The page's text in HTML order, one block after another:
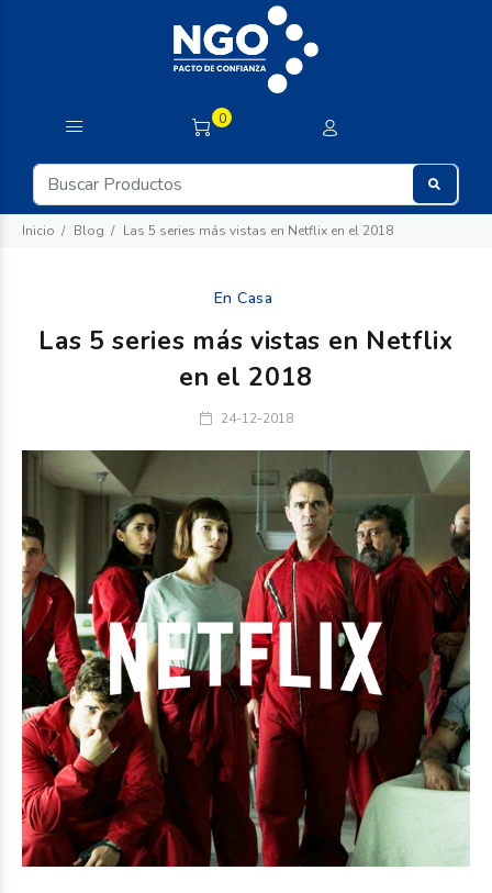
0
Inicio Blog Las 5 series más vistas en Netflix en el 2018
En Casa
Las 5 series más vistas en Netflix
en el 2018
24-12-2018